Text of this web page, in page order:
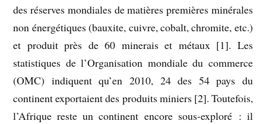
des réserves mondiales de matières premières minérales
non énergétiques (bauxite, cuivre, cobalt, chromite, etc.)
et produit près de 60 minerais et métaux [1]. Les
statistiques de l’Organisation mondiale du commerce
(OMC) indiquent qu’en 2010, 24 des 54 pays du
continent exportaient des produits miniers [2]. Toutefois,
l’Afrique reste un continent encore sous-exploré : il